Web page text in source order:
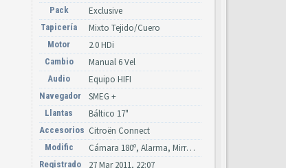
Pack Exclusive
Tapicería Mixto Tejido/Cuero
Motor 2.0 HDi
Cambio Manual 6 Vel
Audio Equipo HIFI
Navegador SMEG +
Llantas Báltico 17"
Accesorios Citroën Connect
Modific Cámara 180º, Alarma, Mirror Screen, Bi-Xenón + LED
Registrado 27 Mar 2011, 22:07